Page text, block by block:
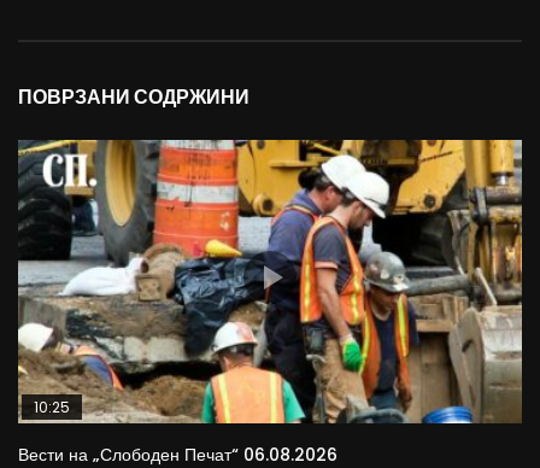
ПОВРЗАНИ СОДРЖИНИ
10:25
Вести на „Слободен Печат“ 06.08.2026